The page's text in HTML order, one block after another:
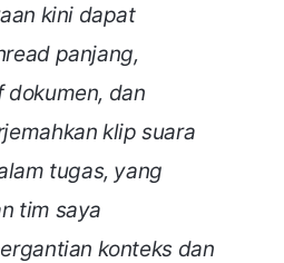
kini dapat
panjang,
dan
klip suara
tugas, yang
tim saya
konteks dan